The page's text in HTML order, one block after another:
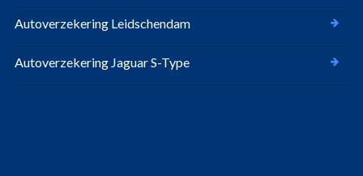
Autoverzekering Leidschendam
Autoverzekering Jaguar S-Type